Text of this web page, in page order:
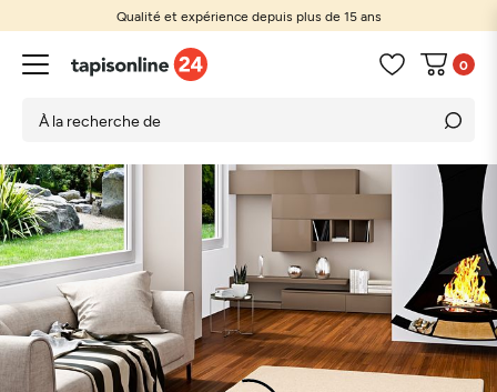
Qualité et expérience depuis plus de 15 ans
0